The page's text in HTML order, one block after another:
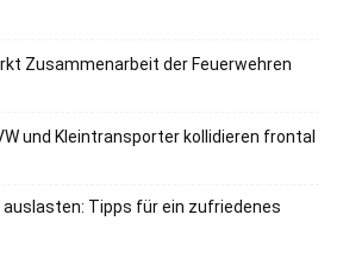
Zusammenarbeit der Feuerwehren
und Kleintransporter kollidieren frontal
Tipps für ein zufriedenes